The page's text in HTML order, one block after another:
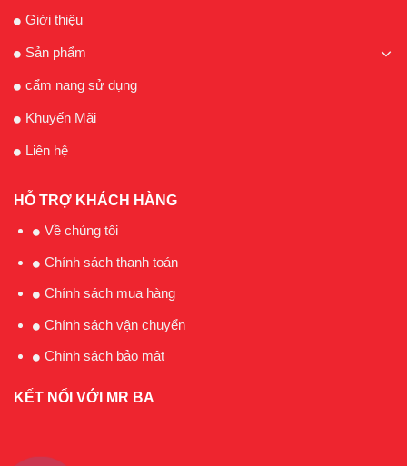
Giới thiệu
Sản phẩm
cẩm nang sử dụng
Khuyến Mãi
Liên hệ
HỖ TRỢ KHÁCH HÀNG
Về chúng tôi
Chính sách thanh toán
Chính sách mua hàng
Chính sách vận chuyển
Chính sách bảo mật
KẾT NỐI VỚI MR BA